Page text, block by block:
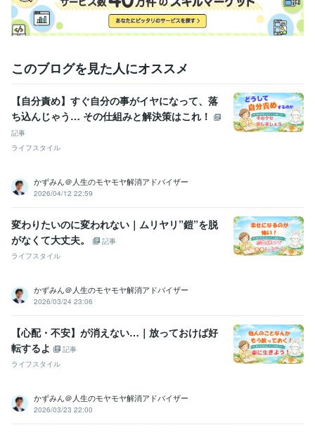
悩み相談・カウンセリング
パワハラ当たり前の会社で鍛えられた共
感力
食品業界
食品業界
湘南工科大学附属高等学校 1982年3月 ~ 1985年2月
新東京歯科技工士専門学校 1985年3月 ~ 1987年2月
生成AIの学校「飛翔」
コミュニケーションの学校
英語 日常会話レベル
このブログを見た人にオススメ
【自分責め】すぐ自分の事がイヤになって、落
ち込んじゃう… その仕組みと解決策はこれ！
記事
ライフスタイル
かずみん＠人生のモヤモヤ解消アドバイザー
2026/04/12 22:59
変わりたいのに変われない｜ムリヤリ”鎧”を脱
がなくて大丈夫。
記事
ライフスタイル
かずみん＠人生のモヤモヤ解消アドバイザー
2026/03/24 23:06
【心配・不安】が消えない…｜放っておけば好
転するよ
記事
ライフスタイル
かずみん＠人生のモヤモヤ解消アドバイザー
2026/03/23 22:00